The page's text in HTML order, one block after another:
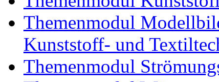
Themenmodul
Kunststoff- und
Themenmodul